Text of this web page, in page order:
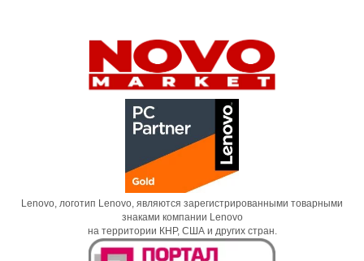
Lenovo, логотип Lenovo, являются зарегистрированными товарными
знаками компании Lenovo
на территории КНР, США и других стран.